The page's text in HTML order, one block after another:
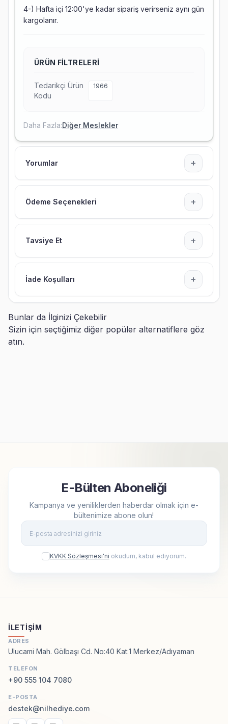
4-) Hafta içi 12:00'ye kadar sipariş verirseniz aynı gün
kargolanır.
ÜRÜN FILTRELERI
Tedarikçi Ürün
Kodu
1966
Daha Fazla:Diğer Meslekler
Yorumlar +
Ödeme Seçenekleri +
Tavsiye Et +
İade Koşulları +
Bunlar da İlginizi Çekebilir
Sizin için seçtiğimiz diğer popüler alternatiflere göz
atın.
E-Bülten Aboneliği
Kampanya ve yeniliklerden haberdar olmak için e-
bültenimize abone olun!
KVKK Sözleşmesi'ni okudum, kabul ediyorum.
İLETIŞIM
ADRES
Ulucami Mah. Gölbaşı Cd. No:40 Kat:1 Merkez/Adıyaman
TELEFON
+90 555 104 7080
E-POSTA
destek@nilhediye.com